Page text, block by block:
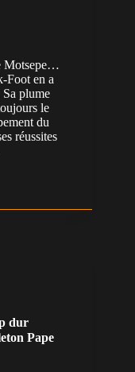
Motsepe…
Foot en a
plume
le
du
réussites
dur
Pape